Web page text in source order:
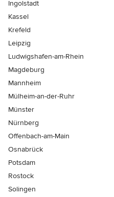
Ingolstadt
Kassel
Krefeld
Leipzig
Ludwigshafen-am-Rhein
Magdeburg
Mannheim
Mülheim-an-der-Ruhr
Münster
Nürnberg
Offenbach-am-Main
Osnabrück
Potsdam
Rostock
Solingen